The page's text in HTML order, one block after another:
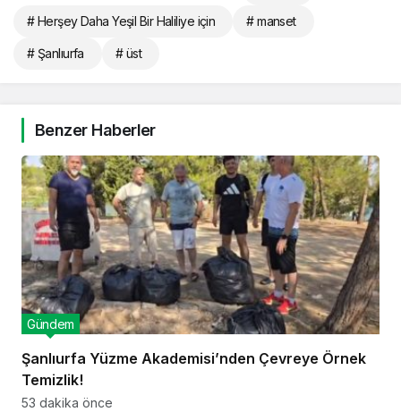
# Herşey Daha Yeşil Bir Haliliye için # manset
# Şanlıurfa # üst
Benzer Haberler
Şanlıurfa Yüzme Akademisi’nden Çevreye Örnek
Temizlik!
Gündem
53 dakika önce